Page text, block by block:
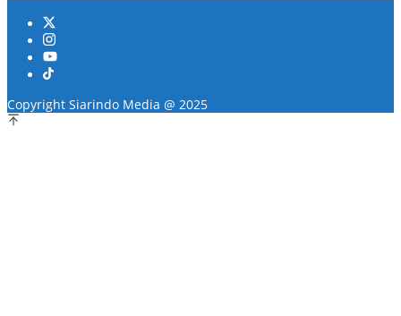
Copyright Siarindo Media @ 2025